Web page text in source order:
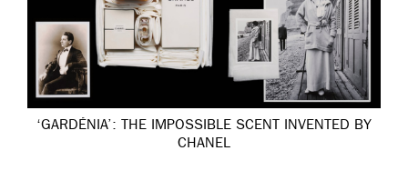
‘GARDÉNIA’: THE IMPOSSIBLE SCENT INVENTED BY
CHANEL